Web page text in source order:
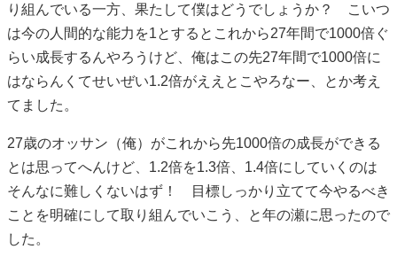
り組んでいる一方、果たして僕はどうでしょうか？ こいつ
は今の人間的な能力を1とするとこれから27年間で1000倍ぐ
らい成長するんやろうけど、俺はこの先27年間で1000倍に
はならんくてせいぜい1.2倍がええとこやろなー、とか考え
てました。
27歳のオッサン（俺）がこれから先1000倍の成長ができる
とは思ってへんけど、1.2倍を1.3倍、1.4倍にしていくのは
そんなに難しくないはず！ 目標しっかり立てて今やるべき
ことを明確にして取り組んでいこう、と年の瀬に思ったので
した。